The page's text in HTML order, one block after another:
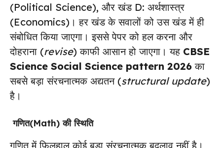
(Political Science), और खंड D: अर्थशास्त्र
(Economics)। हर खंड के सवालों को उस खंड में ही
संबोधित किया जाएगा। इससे पेपर को हल करना और
दोहराना (revise) काफी आसान हो जाएगा। यह CBSE
Science Social Science pattern 2026 का
सबसे बड़ा संरचनात्मक अद्यतन (structural update)
है।
गणित(Math) की स्थिति
गणित में फिलहाल कोई बड़ा संरचनात्मक बदलाव नहीं है।